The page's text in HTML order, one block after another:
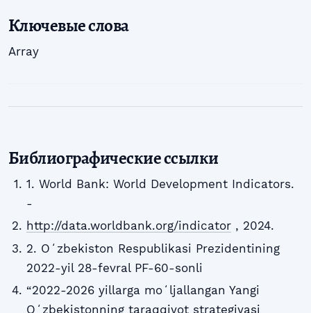
Ключевые слова
Array
Библиографические ссылки
1. World Bank: World Development Indicators.
-
http://data.worldbank.org/indicator, 2024.
2. Oʻzbekiston Respublikasi Prezidentining
2022-yil 28-fevral PF-60-sonli
“2022-2026 yillarga moʻljallangan Yangi
Oʻzbekistonning taraqqiyot strategiyasi